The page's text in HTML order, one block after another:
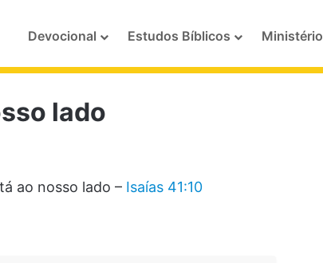
Devocional Estudos Bíblicos Ministério
lado
ao nosso lado – Isaías 41:10